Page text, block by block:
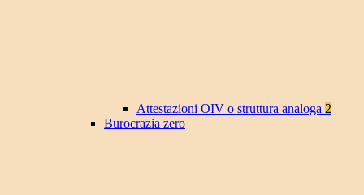
Attestazioni OIV o struttura analoga 2
Burocrazia zero